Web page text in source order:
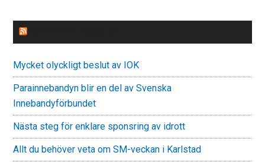
Mycket olyckligt beslut av IOK
Parainnebandyn blir en del av Svenska
Innebandyförbundet
Nästa steg för enklare sponsring av idrott
Allt du behöver veta om SM-veckan i Karlstad